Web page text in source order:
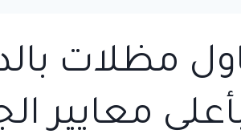
مظلات
معايير